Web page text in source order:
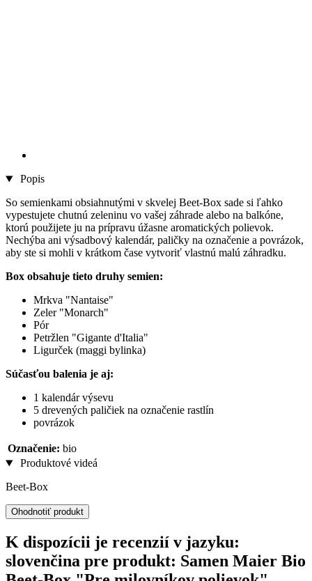
Popis
So semienkami obsiahnutými v skvelej Beet-Box sade si ľahko
vypestujete chutnú zeleninu vo vašej záhrade alebo na balkóne,
ktorú použijete ju na prípravu úžasne aromatických polievok.
Nechýba ani výsadbový kalendár, paličky na označenie a povrázok,
aby ste si mohli v krátkom čase vytvoriť vlastnú malú záhradku.
Box obsahuje tieto druhy semien:
Mrkva "Nantaise"
Zeler "Monarch"
Pór
Petržlen "Gigante d'Italia"
Ligurček (maggi bylinka)
Súčasťou balenia je aj:
1 kalendár výsevu
5 drevených paličiek na označenie rastlín
povrázok
Označenie: bio
Produktové videá
Beet-Box
Ohodnotiť produkt
K dispozícii je recenzií v jazyku:
slovenčina pre produkt: Samen Maier Bio